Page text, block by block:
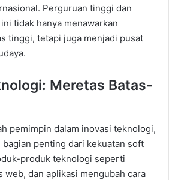
Perguruan tinggi dan
tidak hanya menawarkan
tinggi, tetapi juga menjadi pusat
Meretas Batas-
pemimpin dalam inovasi teknologi,
penting dari kekuatan soft
produk teknologi seperti
web, dan aplikasi mengubah cara